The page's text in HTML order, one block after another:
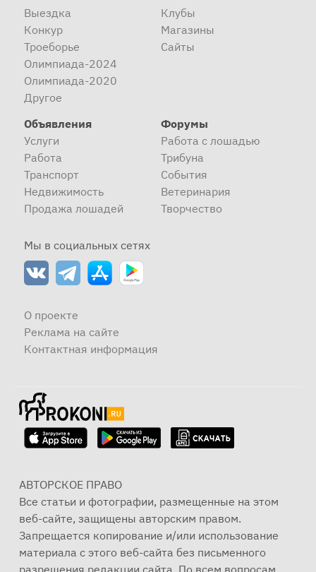
Выездка
Конкур
Троеборье
Олимпиада-2024
Олимпиада-2020
Другое
Клубы
Магазины
Сайты
Объявления
Услуги
Работа
Транспорт
Недвижимость
Продажа лошадей
Форумы
Работа с лошадью
Трибуна
События
Ветеринария
Творчество
Мы в социальных сетях
О проекте
Реклама на сайте
Контактная информация
АВТОРСКОЕ ПРАВО
Все статьи и фотографии, размещенные на этом
веб-сайте, защищены авторским правом.
Запрещается копирование и/или использование
материала с этого веб-сайта без письменного